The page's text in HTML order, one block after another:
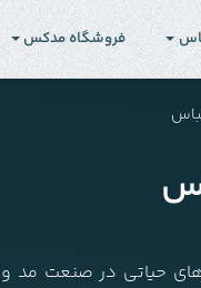
فروشگاه مدکس
حیاتی در صنعت